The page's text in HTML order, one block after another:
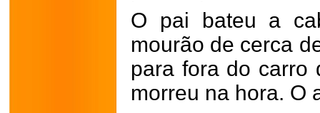
O pai bateu a
mourão de cerca
para fora do carro
morreu na hora. O